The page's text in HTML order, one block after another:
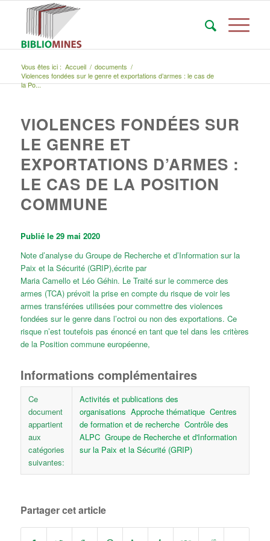
Vous êtes ici : Accueil / documents /
Violences fondées sur le genre et exportations d’armes : le cas de
la Po...
VIOLENCES FONDÉES SUR
LE GENRE ET
EXPORTATIONS D’ARMES :
LE CAS DE LA POSITION
COMMUNE
Publié le 29 mai 2020
Note d’analyse du Groupe de Recherche et d’Information sur la
Paix et la Sécurité (GRIP),écrite par
Maria Camello et Léo Géhin. Le Traité sur le commerce des
armes (TCA) prévoit la prise en compte du risque de voir les
armes transférées utilisées pour commettre des violences
fondées sur le genre dans l’octroi ou non des exportations. Ce
risque n’est toutefois pas énoncé en tant que tel dans les critères
de la Position commune européenne,
Informations complémentaires
Ce
document
appartient
aux
catégories
suivantes:
Activités et publications des
organisations Approche thématique Centres
de formation et de recherche Contrôle des
ALPC Groupe de Recherche et d'Information
sur la Paix et la Sécurité (GRIP)
Partager cet article